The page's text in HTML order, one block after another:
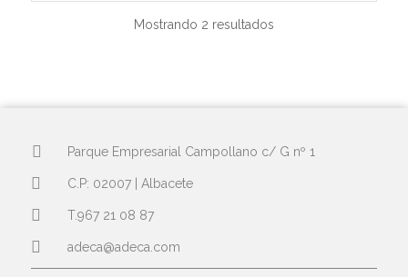
Mostrando 2 resultados
Parque Empresarial Campollano c/ G nº 1
C.P: 02007 | Albacete
T.967 21 08 87
adeca@adeca.com